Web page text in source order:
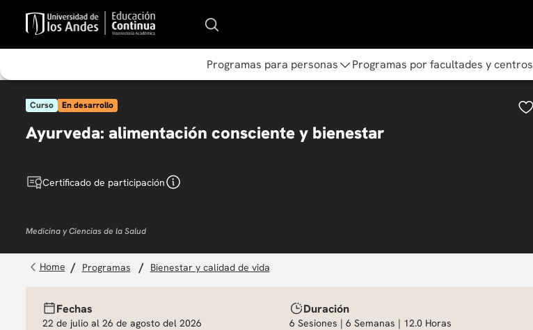
Programas para personas Programas por facultades y centros
Curso En desarrollo
Ayurveda: alimentación consciente y bienestar
Certificado de participación
Medicina y Ciencias de la Salud
programas bienestar y calidad de vida
Fechas
22 de julio al 26 de agosto del 2026
Duración
6 Sesiones | 6 Semanas | 12.0 Horas